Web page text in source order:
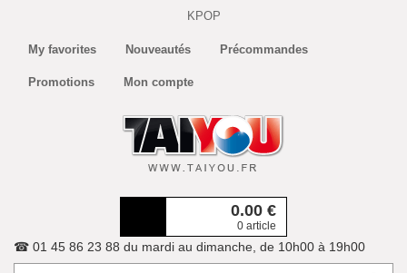
KPOP
My favorites Nouveautés Précommandes
Promotions Mon compte
0.00 €
0 article
☎ 01 45 86 23 88 du mardi au dimanche, de 10h00 à 19h00